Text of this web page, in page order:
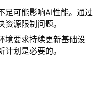
足可能影响AI性能。通过
源限制问题。
境要求持续更新基础设
划是必要的。